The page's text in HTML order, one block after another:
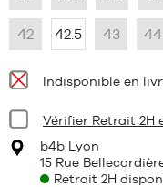
42 42.5 43 44
Disponibilité
:
Indisponible en
Condition:
Neuf
Vérifier Retrait 2H
b4b Lyon
15 Rue
Retrait 2H